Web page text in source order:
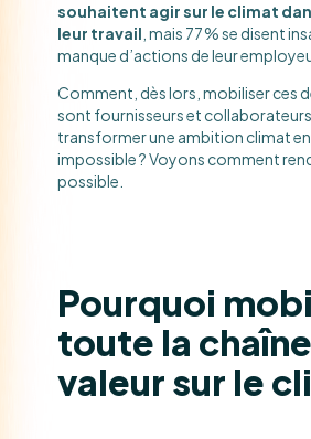
souhaitent agir sur le climat
leur travail​ , mais 77 % se disent
manque d’actions de leur
Comment, dès lors, mobiliser ces
sont fournisseurs et
transformer une ambition climat en
impossible ? Voyons comment
possible.
Pourquoi
toute la
valeur sur le